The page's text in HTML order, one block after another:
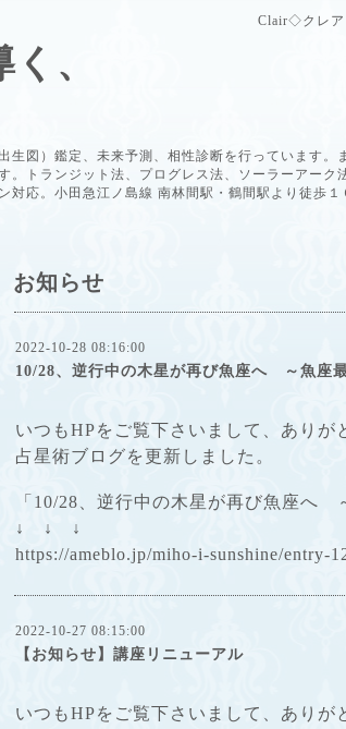
Clair◇クレア
、
生図）鑑定、未来予測、相性診断を行っています
。トランジット法、プログレス法、ソーラーアー
対応。小田急江ノ島線 南林間駅・鶴間駅より徒歩１
お知らせ
2022-10-28 08:16:00
10/28、逆行中の木星が再び魚座へ ～魚座
いつもHPをご覧下さいまして、ありが
占星術ブログを更新しました。
「10/28、逆行中の木星が再び魚座へ
↓ ↓ ↓
https://ameblo.jp/miho-i-sunshine/entry-
2022-10-27 08:15:00
【お知らせ】講座リニューアル
いつもHPをご覧下さいまして、ありが